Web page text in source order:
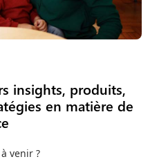
insights, produits,
en matière de
venir ?